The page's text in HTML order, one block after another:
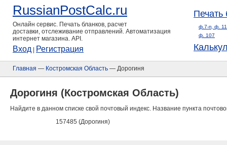
RussianPostCalc.ru
Онлайн сервис. Печать бланков, расчет
доставки, отслеживание отправлений. Автоматизация
интернет магазина. API.
Вход Регистрация
Печать
ф.7-п, ф.
ф. 107
Главная — Костромская Область — Дорогиня
Дорогиня (Костромская Область)
Найдите в данном списке свой почтовый индекс. Название пункта
157485 (Дорогиня)